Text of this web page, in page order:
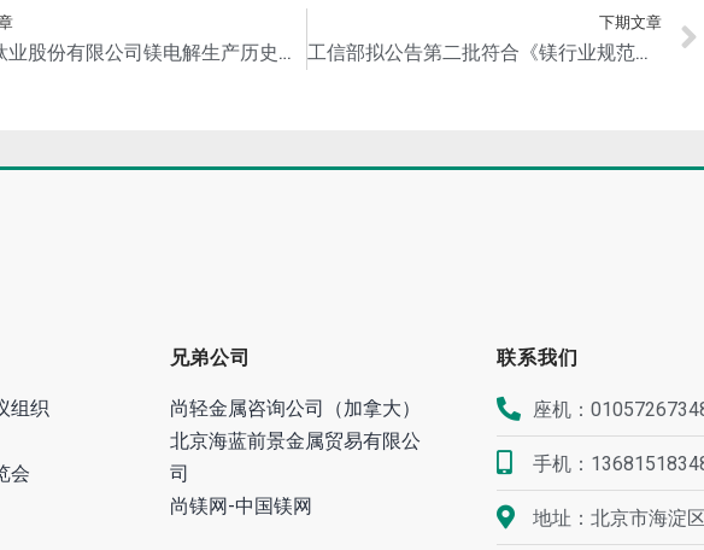
遵义钛业股份有限公司镁电解生产历史新高
下期文章
工信部拟公告第二批符合《镁行业规范条件》企业名单：2家镁矿山和5家镁冶炼企业！
组织
会
兄弟公司
尚轻金属咨询公司（加拿大）
北京海蓝前景金属贸易有限公
司
尚镁网-中国镁网
联系我们
座机：
手机：
地址：北京市海淀